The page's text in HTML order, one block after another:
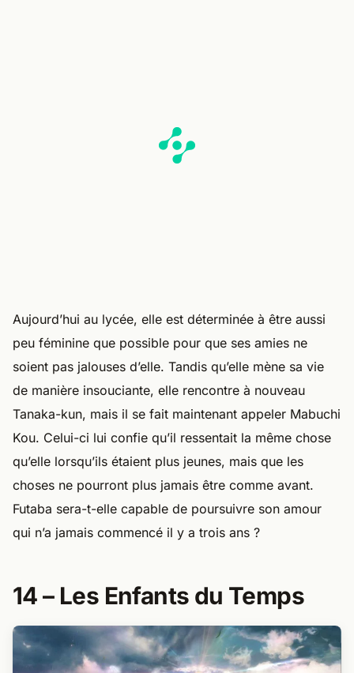
Aujourd’hui au lycée, elle est déterminée à être aussi
peu féminine que possible pour que ses amies ne
soient pas jalouses d’elle. Tandis qu’elle mène sa vie
de manière insouciante, elle rencontre à nouveau
Tanaka-kun, mais il se fait maintenant appeler Mabuchi
Kou. Celui-ci lui confie qu’il ressentait la même chose
qu’elle lorsqu’ils étaient plus jeunes, mais que les
choses ne pourront plus jamais être comme avant.
Futaba sera-t-elle capable de poursuivre son amour
qui n’a jamais commencé il y a trois ans ?
14 – Les Enfants du Temps​